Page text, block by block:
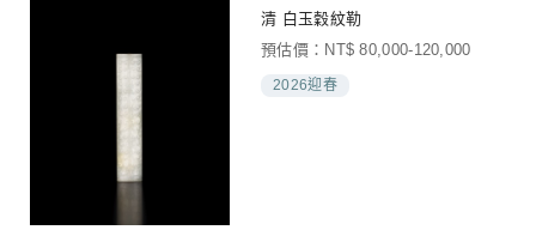
清 白玉穀紋勒
預估價：NT$ 80,000-120,000
2026迎春